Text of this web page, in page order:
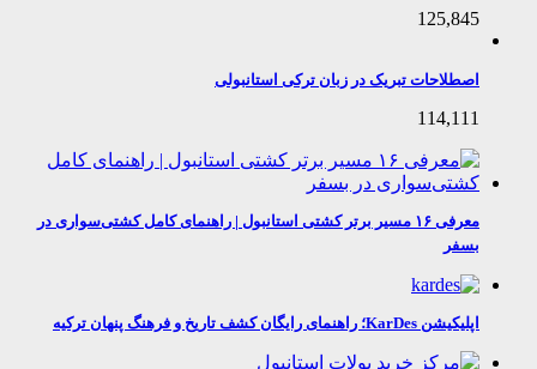
125,845
اصطلاحات تبریک در زبان ترکی استانبولی
114,111
معرفی ۱۶ مسیر برتر کشتی استانبول | راهنمای کامل کشتی‌سواری در
اپلیکیشن KarDes؛ راهنمای رایگان کشف تاریخ و فرهنگ پنهان ترکیه